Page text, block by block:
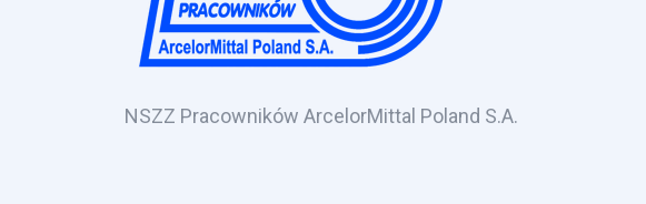
NSZZ Pracowników ArcelorMittal Poland S.A.